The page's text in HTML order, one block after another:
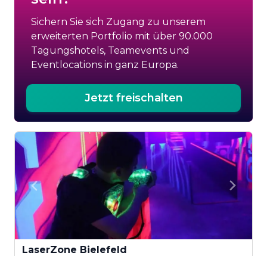
Sichern Sie sich Zugang zu unserem
erweiterten Portfolio mit über 90.000
Tagungshotels, Teamevents und
Eventlocations in ganz Europa.
Jetzt freischalten
LaserZone Bielefeld